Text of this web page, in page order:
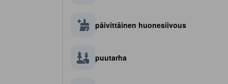
päivittäinen huonesiivous
puutarha